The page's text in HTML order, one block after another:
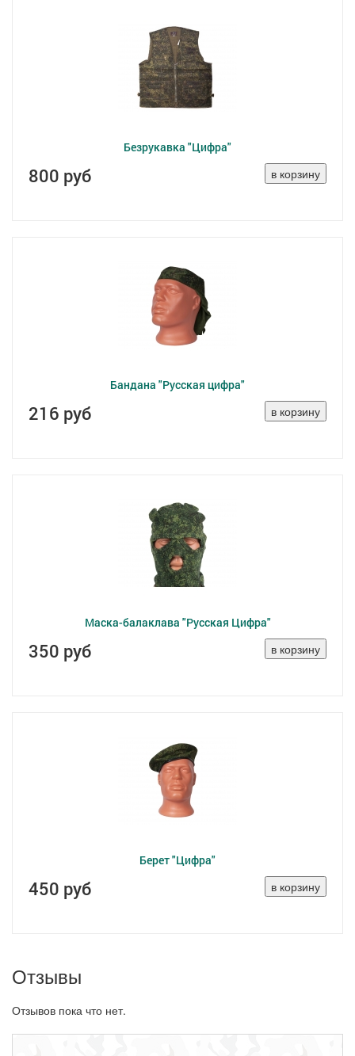
Безрукавка "Цифра"
800 руб
Бандана "Русская цифра"
216 руб
Маска-балаклава "Русская Цифра"
350 руб
Берет "Цифра"
450 руб
Отзывы
Отзывов пока что нет.